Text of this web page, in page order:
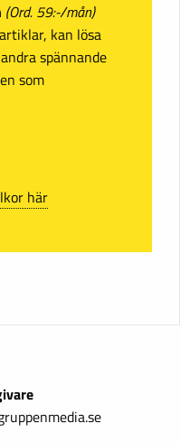
(Ord. 59:-/mån)
kan lösa
spännande
som
här